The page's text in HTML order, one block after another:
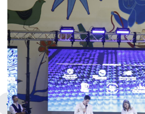
chevron_left